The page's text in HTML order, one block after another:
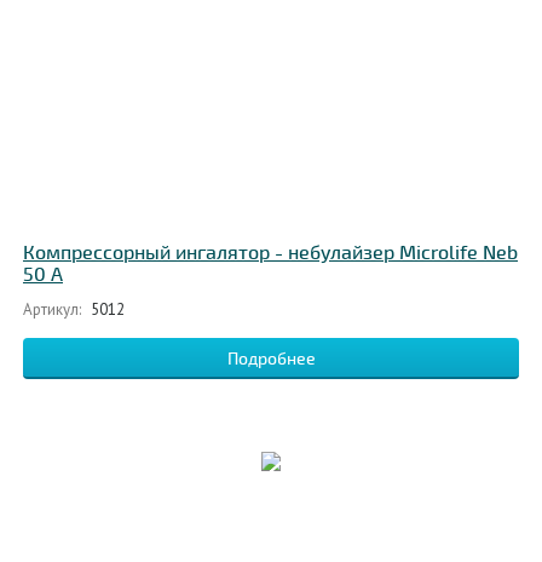
Компрессорный ингалятор - небулайзер Microlife Neb
50 A
Артикул: 5012
Подробнее